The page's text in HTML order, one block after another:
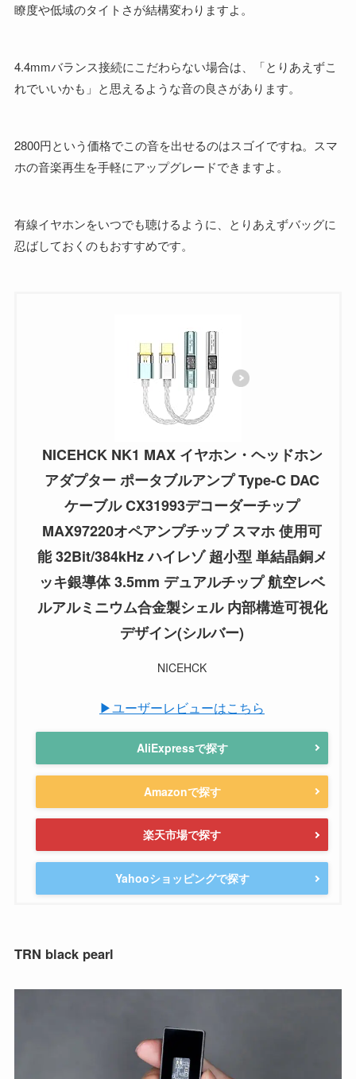
瞭度や低域のタイトさが結構変わりますよ。
4.4mmバランス接続にこだわらない場合は、「とりあえずこ
れでいいかも」と思えるような音の良さがあります。
2800円という価格でこの音を出せるのはスゴイですね。スマ
ホの音楽再生を手軽にアップグレードできますよ。
有線イヤホンをいつでも聴けるように、とりあえずバッグに
忍ばしておくのもおすすめです。
NICEHCK NK1 MAX イヤホン・ヘッドホン
アダプター ポータブルアンプ Type-C DAC
ケーブル CX31993デコーダーチップ
MAX97220オペアンプチップ スマホ 使用可
能 32Bit/384kHz ハイレゾ 超小型 単結晶銅メ
ッキ銀導体 3.5mm デュアルチップ 航空レベ
ルアルミニウム合金製シェル 内部構造可視化
デザイン(シルバー)
NICEHCK
▶ユーザーレビューはこちら
AliExpressで探す
Amazonで探す
楽天市場で探す
Yahooショッピングで探す
TRN black pearl